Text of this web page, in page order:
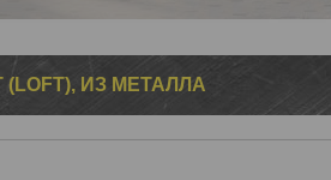
ИЗ МЕТАЛЛА